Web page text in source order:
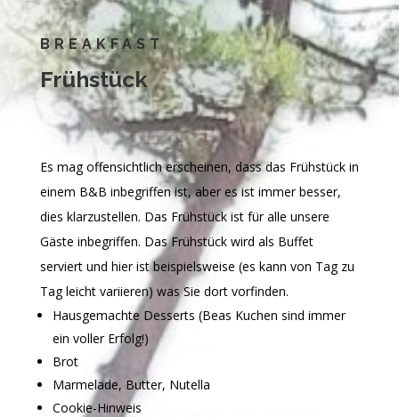
BREAKFAST
Frühstück
Es mag offensichtlich erscheinen, dass das Frühstück in
einem B&B inbegriffen ist, aber es ist immer besser,
dies klarzustellen. Das Frühstück ist für alle unsere
Gäste inbegriffen. Das Frühstück wird als Buffet
serviert und hier ist beispielsweise (es kann von Tag zu
Tag leicht variieren) was Sie dort vorfinden.
Hausgemachte Desserts (Beas Kuchen sind immer
ein voller Erfolg!)
Brot
Marmelade, Butter, Nutella
Cookie-Hinweis